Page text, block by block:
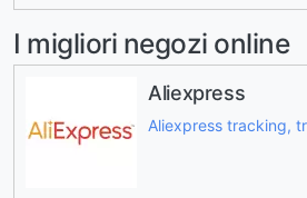
I migliori negozi online
Aliexpress
Aliexpress tracking,